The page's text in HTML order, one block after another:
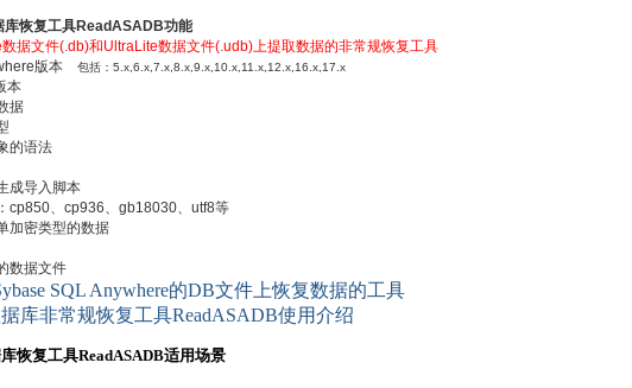
恢复工具ReadASADB功能
据文件(.db)和UltraLite数据文件(.udb)上提取数据的非常规恢复工具
版本
包括：5.x,6.x,7.x,8.x,9.x,10.x,11.x,12.x,16.x,17.x
本
据
的语法
成导入脚本
cp850、cp936、gb18030、utf8等
加密类型的数据
数据文件
SQL Anywhere的DB文件上恢复数据的工具
据库非常规恢复工具ReadASADB使用介绍
恢复工具ReadASADB适用场景